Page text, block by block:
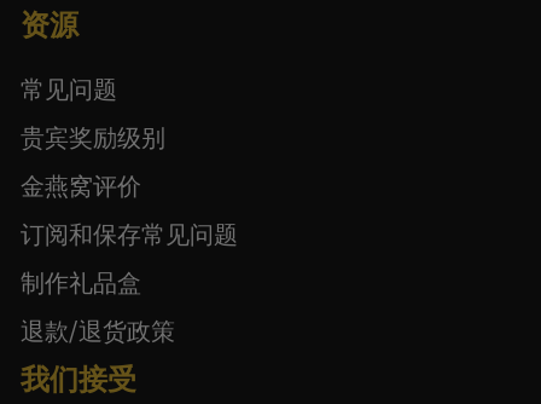
资源
常见问题
贵宾奖励级别
金燕窝评价
订阅和保存常见问题
制作礼品盒
退款/退货政策
我们接受